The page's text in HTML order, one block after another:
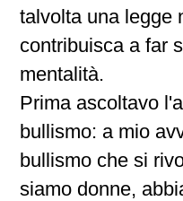
talvolta una legge
contribuisca a far
mentalità.
Prima ascoltavo
bullismo: a mio
bullismo che si
siamo donne,